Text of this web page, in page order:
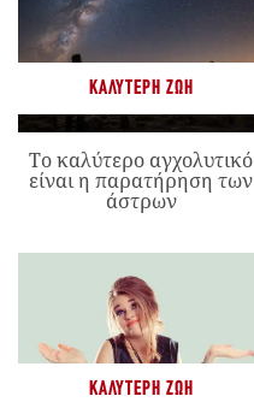
ΚΑΛΎΤΕΡΗ ΖΩΉ
Το καλύτερο αγχολυτικό
είναι η παρατήρηση των
άστρων
ΚΑΛΎΤΕΡΗ ΖΩΉ